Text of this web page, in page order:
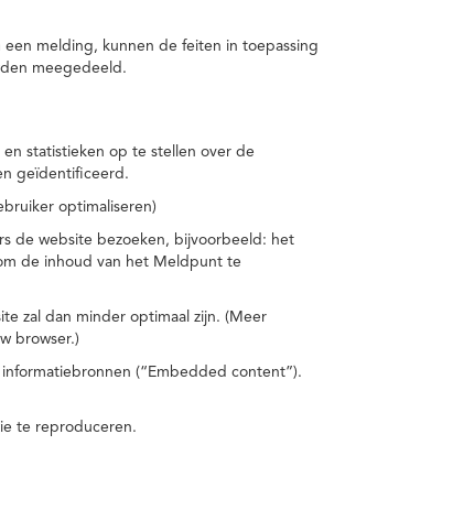
melding, kunnen de feiten in toepassing
meegedeeld.
statistieken op te stellen over de
geïdentificeerd.
optimaliseren)
de website bezoeken, bijvoorbeeld: het
de inhoud van het Meldpunt te
zal dan minder optimaal zijn. (Meer
browser.)
(“Embedded content”).
te reproduceren.